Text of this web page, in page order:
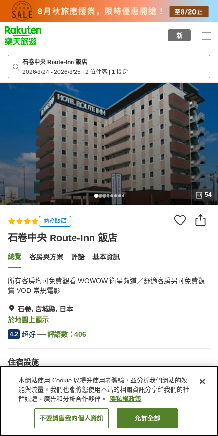
top
page
新
石卷中央 Route-Inn 飯店
2026/8/24 - 2026/8/25 | 2 位住客 | 1 間房
54
商務飯店
石卷中央 Route-Inn 飯店
總覽 客房與方案 評語 基本資訊
所有客房均可免費觀看 WOWOW 衛星頻道／舒適客房另可免費觀
賞 VOD 常規電影
石卷, 宮城縣, 日本
於地圖上顯示
4.2 超好 評語數： 406
住宿設施
停車場
Spa／美容沙龍
餐廳
自動販賣機
找客房
本網站使用 Cookie 以提升使用者體驗，並分析我們網站的效
能與流量。我們也會將您使用本站的相關資訊分享給我們的社
群媒體、廣告和分析合作夥伴。
隱私權政策
不要銷售我的個人資訊 允許全部